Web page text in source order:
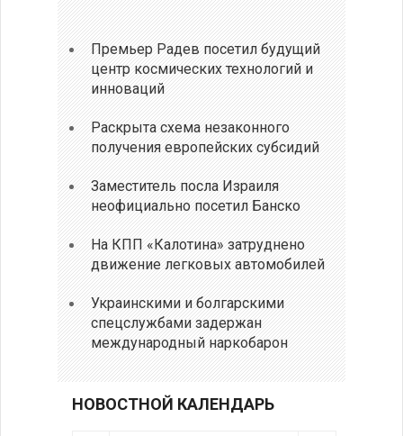
Премьер Радев посетил будущий
центр космических технологий и
инноваций
Раскрыта схема незаконного
получения европейских субсидий
Заместитель посла Израиля
неофициально посетил Банско
На КПП «Калотина» затруднено
движение легковых автомобилей
Украинскими и болгарскими
спецслужбами задержан
международный наркобарон
НОВОСТНОЙ КАЛЕНДАРЬ